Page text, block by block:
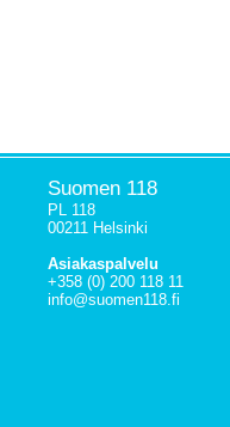
Suomen 118
PL 118
00211 Helsinki
Asiakaspalvelu
+358 (0) 200 118 11
info@suomen118.fi